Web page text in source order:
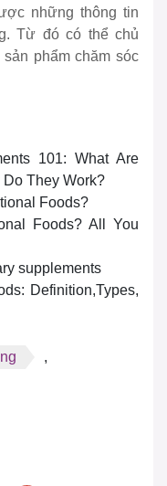
những thông tin
Từ đó có thể chủ
phẩm chăm sóc
101: What Are
They Work?
Foods?
Foods? All You
supplements
Definition,Types,
,